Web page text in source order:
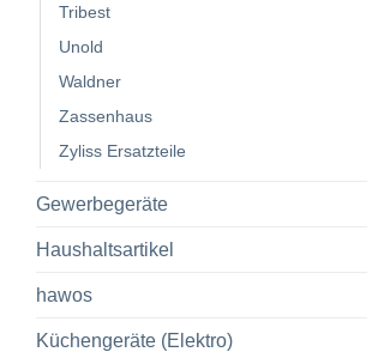
Tribest
Unold
Waldner
Zassenhaus
Zyliss Ersatzteile
Gewerbegeräte
Haushaltsartikel
hawos
Küchengeräte (Elektro)